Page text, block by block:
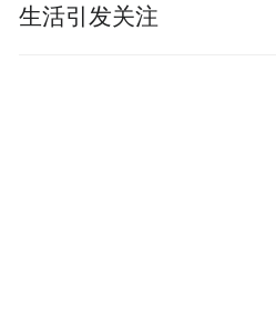
生活引发关注